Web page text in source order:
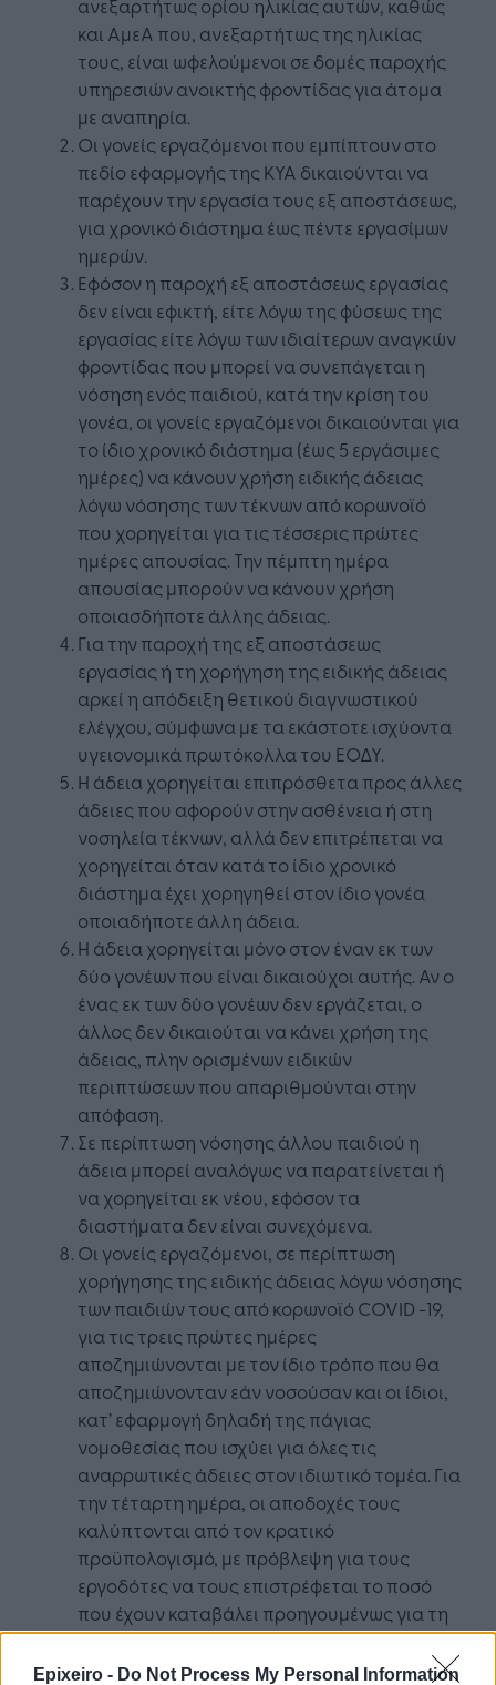
Epixeiro - Do Not Process My Personal Information
ανεξαρτήτως ορίου ηλικίας αυτών, καθώς
και ΑμεΑ που, ανεξαρτήτως της ηλικίας
τους, είναι ωφελούμενοι σε δομές παροχής
υπηρεσιών ανοικτής φροντίδας για άτομα
με αναπηρία.
Οι γονείς εργαζόμενοι που εμπίπτουν στο
πεδίο εφαρμογής της ΚΥΑ δικαιούνται να
παρέχουν την εργασία τους εξ αποστάσεως,
για χρονικό διάστημα έως πέντε εργασίμων
ημερών.
Εφόσον η παροχή εξ αποστάσεως εργασίας
δεν είναι εφικτή, είτε λόγω της φύσεως της
εργασίας είτε λόγω των ιδιαίτερων αναγκών
φροντίδας που μπορεί να συνεπάγεται η
νόσηση ενός παιδιού, κατά την κρίση του
γονέα, οι γονείς εργαζόμενοι δικαιούνται για
το ίδιο χρονικό διάστημα (έως 5 εργάσιμες
ημέρες) να κάνουν χρήση ειδικής άδειας
λόγω νόσησης των τέκνων από κορωνοϊό
που χορηγείται για τις τέσσερις πρώτες
ημέρες απουσίας. Την πέμπτη ημέρα
απουσίας μπορούν να κάνουν χρήση
οποιασδήποτε άλλης άδειας.
Για την παροχή της εξ αποστάσεως
εργασίας ή τη χορήγηση της ειδικής άδειας
αρκεί η απόδειξη θετικού διαγνωστικού
ελέγχου, σύμφωνα με τα εκάστοτε ισχύοντα
υγειονομικά πρωτόκολλα του ΕΟΔΥ.
Η άδεια χορηγείται επιπρόσθετα προς άλλες
άδειες που αφορούν στην ασθένεια ή στη
νοσηλεία τέκνων, αλλά δεν επιτρέπεται να
χορηγείται όταν κατά το ίδιο χρονικό
διάστημα έχει χορηγηθεί στον ίδιο γονέα
οποιαδήποτε άλλη άδεια.
Η άδεια χορηγείται µόνο στον έναν εκ των
δύο γονέων που είναι δικαιούχοι αυτής. Αν ο
ένας εκ των δύο γονέων δεν εργάζεται, ο
άλλος δεν δικαιούται να κάνει χρήση της
άδειας, πλην ορισμένων ειδικών
περιπτώσεων που απαριθμούνται στην
απόφαση.
Σε περίπτωση νόσησης άλλου παιδιού η
άδεια μπορεί αναλόγως να παρατείνεται ή
να χορηγείται εκ νέου, εφόσον τα
διαστήματα δεν είναι συνεχόμενα.
Οι γονείς εργαζόμενοι, σε περίπτωση
χορήγησης της ειδικής άδειας λόγω νόσησης
των παιδιών τους από κορωνοϊό COVID -19,
για τις τρεις πρώτες ημέρες
αποζημιώνονται με τον ίδιο τρόπο που θα
αποζημιώνονταν εάν νοσούσαν και οι ίδιοι,
κατ’ εφαρμογή δηλαδή της πάγιας
νομοθεσίας που ισχύει για όλες τις
αναρρωτικές άδειες στον ιδιωτικό τομέα. Για
την τέταρτη ημέρα, οι αποδοχές τους
καλύπτονται από τον κρατικό
προϋπολογισμό, με πρόβλεψη για τους
εργοδότες να τους επιστρέφεται το ποσό
που έχουν καταβάλει προηγουμένως για τη
συγκεκριμένη ημέρα στους εργαζομένους. H
πέμπτη ημέρα εφόσον είναι κανονική άδεια